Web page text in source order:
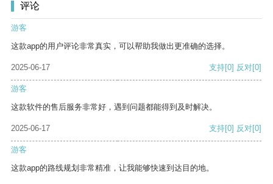
评论
游客
这款app的用户评论非常真实，可以帮助我做出更准确的选择。
2025-06-17 支持[0] 反对[0]
游客
这款软件的售后服务非常好，遇到问题都能得到及时解决。
2025-06-17 支持[0] 反对[0]
游客
这款app的路线规划非常精准，让我能够快速到达目的地。